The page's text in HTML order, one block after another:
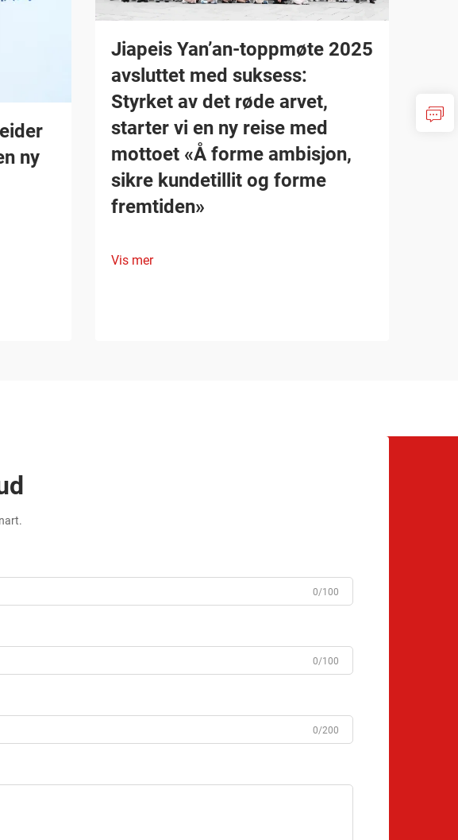
ny
Jiapeis Yan’an-toppmøte 2025
avsluttet med suksess:
Styrket av det røde arvet,
starter vi en ny reise med
mottoet «Å forme ambisjon,
sikre kundetillit og forme
fremtiden»
Vis mer
0/100
0/100
0/200